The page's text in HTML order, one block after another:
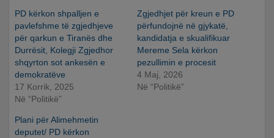
PD kërkon shpalljen e
pavlefshme të zgjedhjeve
për qarkun e Tiranës dhe
Durrësit, Kolegji Zgjedhor
shqyrton sot ankesën e
demokratëve
17 Korrik, 2025
Në “Politikë”
Zgjedhjet për kreun e PD
përfundojnë në gjykatë,
kandidatja e skualifikuar
Mereme Sela kërkon
pezullimin e procesit
4 Maj, 2026
Në “Politikë”
Plani për Alimehmetin
deputet/ PD kërkon